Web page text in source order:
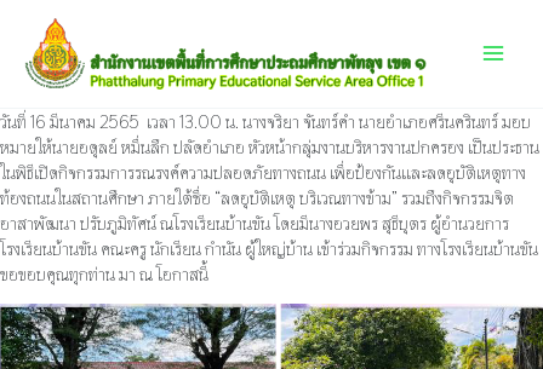
content
Menu
วันที่ 16 มีนาคม 2565 เวลา 13.00 น. นางจริยา จันทร์คำ นายอำเภอศรีนครินทร์ มอบ
หมายให้นายอดุลย์ หมื่นลึก ปลัดอําเภอ หัวหน้ากลุ่มงานบริหารงานปกครอง เป็นประธาน
ในพิธีเปิดกิจกรรมการรณรงค์ความปลอดภัยทางถนน เพื่อป้องกันและลดอุบัติเหตุทาง
ท้องถนนในสถานศึกษา ภายใต้ชื่อ “ลดอุบัติเหตุ บริเวณทางข้าม” รวมถึงกิจกรรมจิต
อาสาพัฒนา ปรับภูมิทัศน์ ณโรงเรียนบ้านขัน โดยมีนางอวยพร สุธีบุตร ผู้อำนวยการ
โรงเรียนบ้านขัน คณะครู นักเรียน กำนัน ผู้ใหญ่บ้าน เข้าร่วมกิจกรรม ทางโรงเรียนบ้านขัน
ขอขอบคุณทุกท่าน มา ณ โอกาสนี้